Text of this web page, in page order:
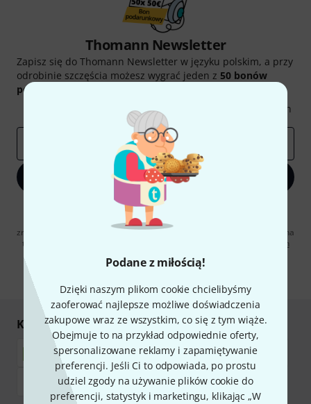
Podane z miłością!
Dzięki naszym plikom cookie chcielibyśmy
zaoferować najlepsze możliwe doświadczenia
zakupowe wraz ze wszystkim, co się z tym wiąże.
Obejmuje to na przykład odpowiednie oferty,
spersonalizowane reklamy i zapamiętywanie
preferencji. Jeśli Ci to odpowiada, po prostu
udziel zgody na używanie plików cookie do
preferencji, statystyk i marketingu, klikając „W
Thomann Newsletter
Zapisz się do Thomann Newsletter w języku polskim, a przy
odrobinie szczęścia możesz wygrać jeden z 50 bonów
podarunkowych
Oferty Spostrzeżenia Thomann
Zapisz się teraz
Klikając na „Zapisz się teraz”, wyrażasz zgodę na otrzymywanie
materialów reklamowych przesyłanych drogą elektroniczną. Możesz
zrezygnować z subskrypcji w dowolnym momencie. Więcej informacji na
temat newslettera można znaleźć w naszych
wytycznych dotyczących
Kupuj i płać bezpiecznie